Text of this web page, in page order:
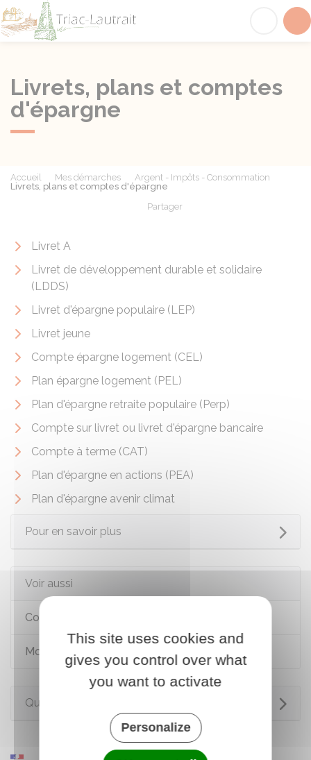
Livrets, plans et comptes
d'épargne
Accueil Mes démarches
Argent - Impôts - Consommation
Livrets, plans et comptes d'épargne
Partager
Livret A
Livret de développement durable et solidaire
(LDDS)
Livret d'épargne populaire (LEP)
Livret jeune
Compte épargne logement (CEL)
Plan épargne logement (PEL)
Plan d'épargne retraite populaire (Perp)
Compte sur livret ou livret d'épargne bancaire
Compte à terme (CAT)
Plan d'épargne en actions (PEA)
Plan d'épargne avenir climat
Pour en savoir plus
Voir aussi
Comptes bancaires
Moyens de paiement
Questions ? Réponses !
This site uses cookies and
gives you control over what
you want to activate
Personalize